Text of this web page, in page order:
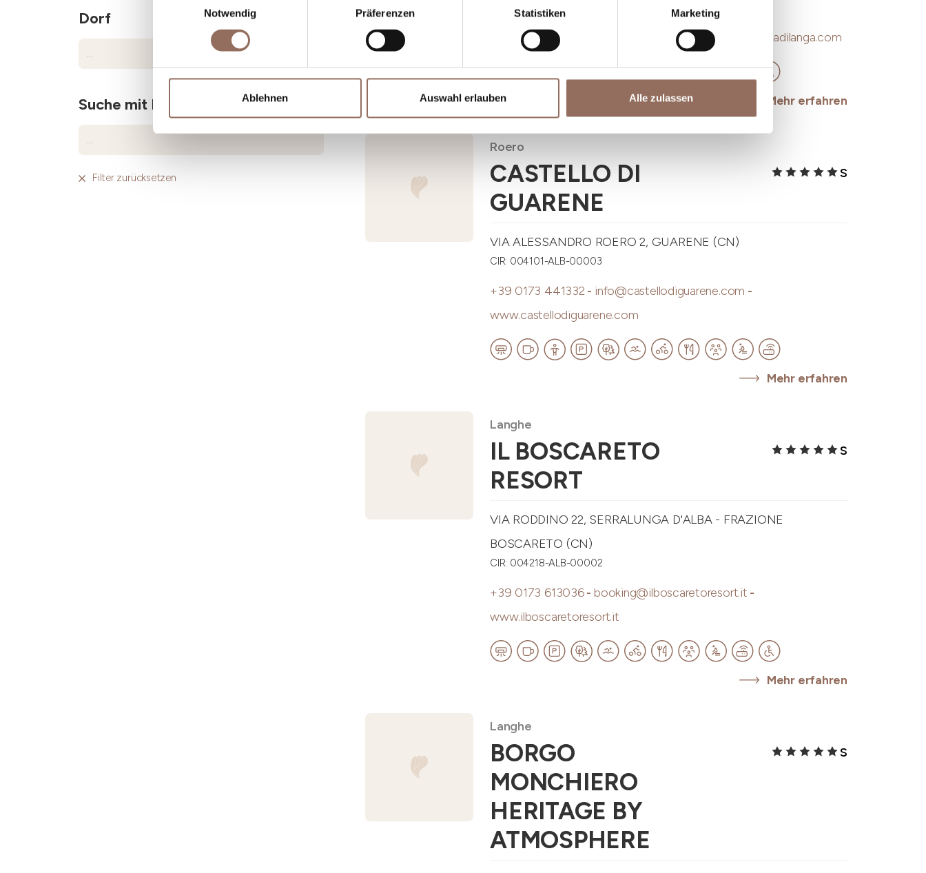
Notwendig
Präferenzen Statistiken Marketing
Ablehnen Auswahl erlauben Alle zulassen
Dorf
Suche mit Name
Filter zurücksetzen
CIR: 004063-ALB-00001
+39 0173 520520 info@casadilanga.com- www.casadilanga.com
Mehr erfahren
Roero
CASTELLO DI
GUARENE
S
VIA ALESSANDRO ROERO 2, GUARENE (CN)
CIR: 004101-ALB-00003
+39 0173 441332 - info@castellodiguarene.com -
www.castellodiguarene.com
Mehr erfahren
Langhe
IL BOSCARETO
RESORT
S
VIA RODDINO 22, SERRALUNGA D'ALBA - FRAZIONE
BOSCARETO (CN)
CIR: 004218-ALB-00002
+39 0173 613036- booking@ilboscaretoresort.it -
www.ilboscaretoresort.it
Mehr erfahren
Langhe
BORGO
MONCHIERO
HERITAGE BY
ATMOSPHERE
S